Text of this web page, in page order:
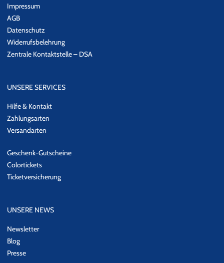
Impressum
AGB
Datenschutz
Widerrufsbelehrung
Zentrale Kontaktstelle – DSA
UNSERE SERVICES
Hilfe & Kontakt
Zahlungsarten
Versandarten
Geschenk-Gutscheine
Colortickets
Ticketversicherung
UNSERE NEWS
Newsletter
Blog
Presse